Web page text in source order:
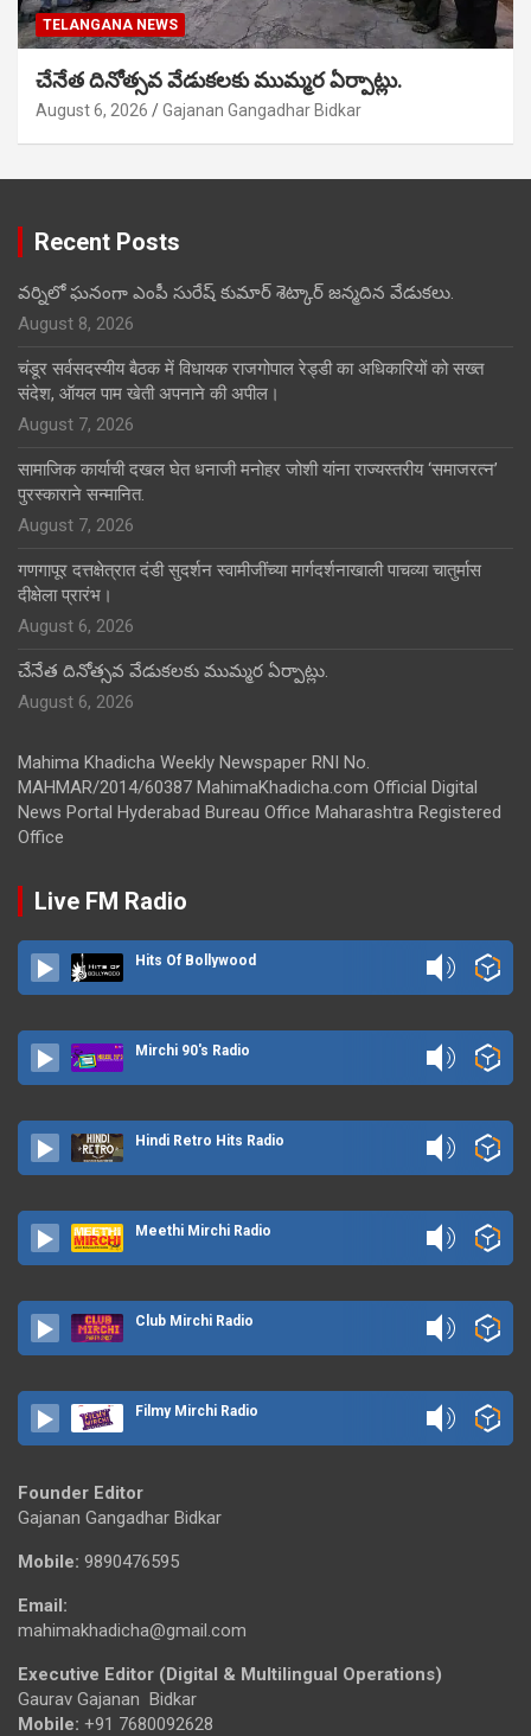
TELANGANA NEWS
చేనేత దినోత్సవ వేడుకలకు ముమ్మర ఏర్పాట్లు.
August 6, 2026 Gajanan Gangadhar Bidkar
Recent Posts
వర్నిలో ఘనంగా ఎంపీ సురేష్ కుమార్ శెట్కార్ జన్మదిన వేడుకలు.
August 8, 2026
चंडूर सर्वसदस्यीय बैठक में विधायक राजगोपाल रेड्डी का अधिकारियों को सख्त
संदेश, ऑयल पाम खेती अपनाने की अपील।
August 7, 2026
सामाजिक कार्याची दखल घेत धनाजी मनोहर जोशी यांना राज्यस्तरीय ‘समाजरत्न’
पुरस्काराने सन्मानित.
August 7, 2026
गणगापूर दत्तक्षेत्रात दंडी सुदर्शन स्वामीजींच्या मार्गदर्शनाखाली पाचव्या चातुर्मास
दीक्षेला प्रारंभ।
August 6, 2026
చేనేత దినోత్సవ వేడుకలకు ముమ్మర ఏర్పాట్లు.
August 6, 2026
Mahima Khadicha Weekly Newspaper RNI No.
MAHMAR/2014/60387 MahimaKhadicha.com Official Digital
News Portal Hyderabad Bureau Office Maharashtra Registered
Office
Live FM Radio
Hits Of Bollywood
Mirchi 90's Radio
Hindi Retro Hits Radio
Meethi Mirchi Radio
Club Mirchi Radio
Filmy Mirchi Radio
Founder Editor
Gajanan Gangadhar Bidkar
Mobile: 9890476595
Email:
mahimakhadicha@gmail.com
Executive Editor (Digital & Multilingual Operations)
Gaurav Gajanan Bidkar
Mobile: +91 7680092628